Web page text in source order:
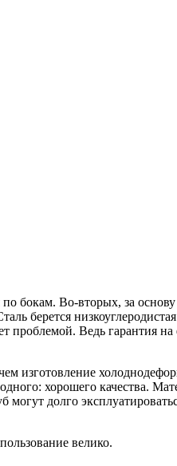
бокам. Во-вторых, за
берется
Ведь гарантия на
изготовление
хорошего качества.
могут долго
велико.